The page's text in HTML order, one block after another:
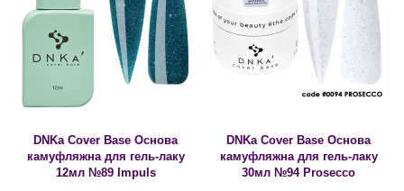
DNKa Cover Base Основа
камуфляжна для гель-лаку
12мл №89 Impuls
DNKa Cover Base Основа
камуфляжна для гель-лаку
30мл №94 Prosecco